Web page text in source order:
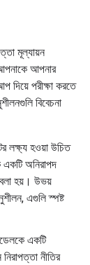
মূল্যায়ন
আপনার
দিয়ে পরীক্ষা করতে
বিবেচনা
লক্ষ্য হওয়া উচিত
অনিরাপদ
বলা হয়। উভয়
এগুলি স্পষ্ট
একটি
নীতির